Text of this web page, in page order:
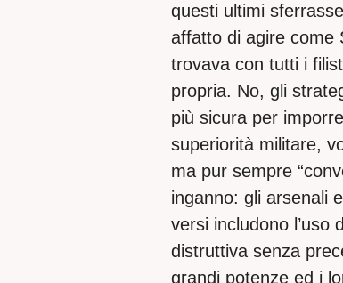
questi ultimi
affatto di agire come
trovava con tutti i
propria. No, gli
più sicura per
superiorità militare,
ma pur sempre
inganno: gli arsenali
versi includono l’uso
distruttiva senza
grandi potenze ed i